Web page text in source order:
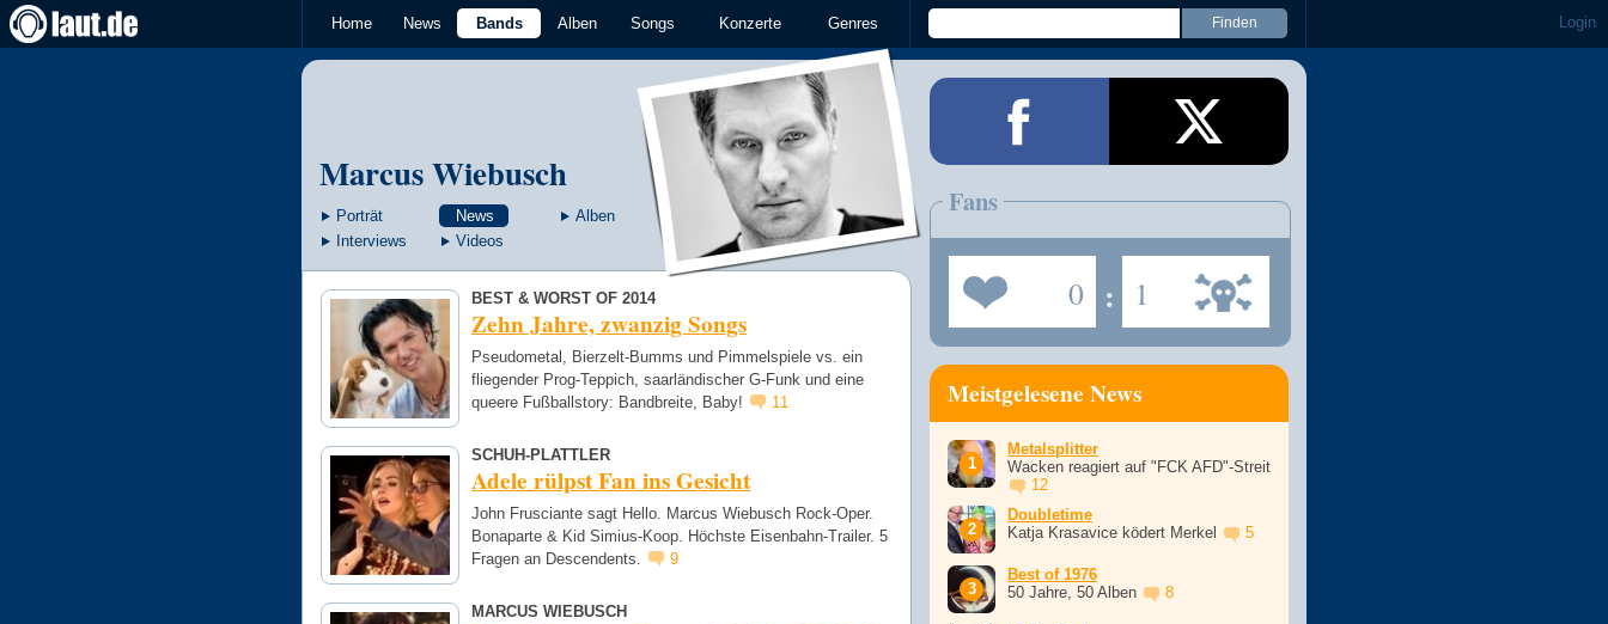
Home News Bands Alben Songs Konzerte Genres Login
Marcus Wiebusch
Porträt News
Alben
Interviews
Videos
BEST & WORST OF 2014
Zehn Jahre, zwanzig Songs
Pseudometal, Bierzelt-Bumms und Pimmelspiele vs. ein
fliegender Prog-Teppich, saarländischer G-Funk und eine
queere Fußballstory: Bandbreite, Baby!
11
SCHUH-PLATTLER
Adele rülpst Fan ins Gesicht
John Frusciante sagt Hello. Marcus Wiebusch Rock-Oper.
Bonaparte & Kid Simius-Koop. Höchste Eisenbahn-Trailer. 5
Fragen an Descendents.
9
MARCUS WIEBUSCH
Fans
0 : 1
Meistgelesene News
Metalsplitter
Wacken reagiert auf "FCK AFD"-Streit
12
Doubletime
Katja Krasavice ködert Merkel
5
Best of 1976
50 Jahre, 50 Alben
8